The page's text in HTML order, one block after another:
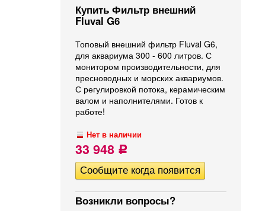
Купить Фильтр внешний
Fluval G6
Топовый внешний фильтр Fluval G6,
для аквариума 300 - 600 литров. С
монитором производительности, для
пресноводных и морских аквариумов.
С регулировкой потока, керамическим
валом и наполнителями. Готов к
работе!
Нет в наличии
33 948 Р
Возникли вопросы?